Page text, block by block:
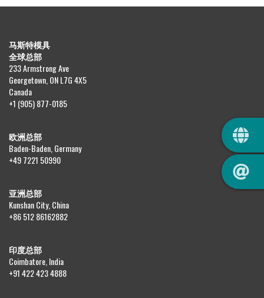
马斯特模具
全球总部
233 Armstrong Ave
Georgetown, ON L7G 4X5
Canada
+1 (905) 877-0185
欧洲总部
Baden-Baden, Germany
+49 7221 50990
亚洲总部
Kunshan City, China
+86 512 86162882
印度总部
Coimbatore, India
+91 422 423 4888